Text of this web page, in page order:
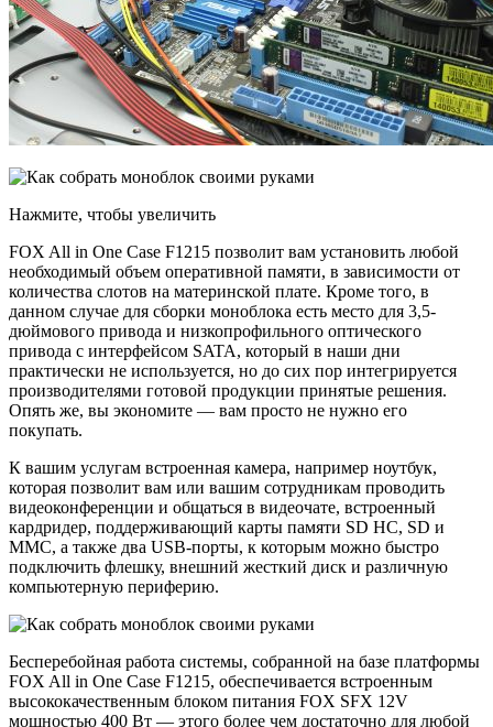
Нажмите, чтобы увеличить
FOX All in One Case F1215 позволит вам установить любой
необходимый объем оперативной памяти, в зависимости от
количества слотов на материнской плате. Кроме того, в
данном случае для сборки моноблока есть место для 3,5-
дюймового привода и низкопрофильного оптического
привода с интерфейсом SATA, который в наши дни
практически не используется, но до сих пор интегрируется
производителями готовой продукции принятые решения.
Опять же, вы экономите — вам просто не нужно его
покупать.
К вашим услугам встроенная камера, например ноутбук,
которая позволит вам или вашим сотрудникам проводить
видеоконференции и общаться в видеочате, встроенный
кардридер, поддерживающий карты памяти SD HC, SD и
MMC, а также два USB-порты, к которым можно быстро
подключить флешку, внешний жесткий диск и различную
компьютерную периферию.
Бесперебойная работа системы, собранной на базе платформы
FOX All in One Case F1215, обеспечивается встроенным
высококачественным блоком питания FOX SFX 12V
мощностью 400 Вт — этого более чем достаточно для любой